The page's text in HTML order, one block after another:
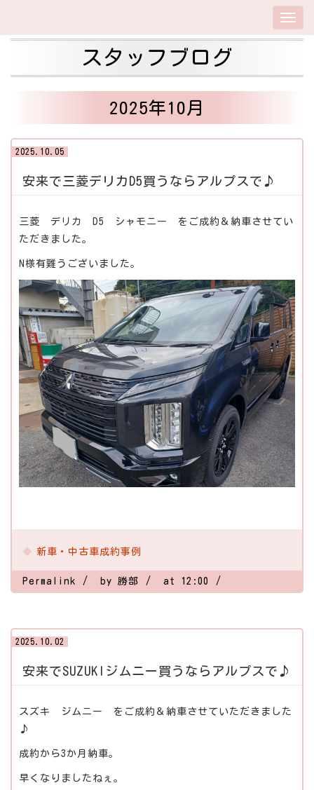
スタッフブログ
2025年10月
2025.10.05
安来で三菱デリカD5買うならアルプスで♪
三菱 デリカ D5 シャモニー をご成約＆納車させてい
ただきました。
N様有難うございました。
新車・中古車成約事例
Permalink by 勝部 at 12:00
2025.10.02
安来でSUZUKIジムニー買うならアルプスで♪
スズキ ジムニー をご成約＆納車させていただきました
♪
成約から3か月納車。
早くなりましたねぇ。